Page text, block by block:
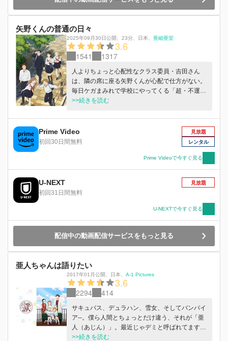
矢野くんの普通の日々
2025年09月30日公開 23分 日本 亜細亜堂
3.6
1541 1317
人よりちょっと心配性なクラス委員・吉田さん
は、隣の席に座る矢野くんが心配で仕方がない。
毎日ケガまみれで学校にやってくる「超・不運体
質」の矢野くん。 そんな矢野くんの手当てをし
生えてきて…。 個性的な友人たちに囲まれなが
ら、少しずつ距離を縮めていく二人。 果たし
て、吉田さんの恋はどこに辿り着く？ そして、
矢野くんに『普通の高校生活』は訪れるのか？
心配性女子とケガまみれ男子の、ピュアラブコメ
ディが今、始まります――
>>続きを読む
Prime Video
初回30日間無料
見放題
レンタル
Prime Videoで今すぐ見る
U-NEXT
初回31日間無料
見放題
U-NEXTで今すぐ見る
配信中の動画配信サービスをもっと見る
亜人ちゃんは語りたい
2017年01月公開 日本 A-1 Pictures
3.6
2294 414
サキュバス、デュラハン、雪女、そしてバンパイ
ア--。僕ら人間とちょっとだけ違う、それが「亜
人（あじん）」。最近じゃデミと呼ばれてます。
そんな個性的な「亜人（デミ）」ちゃんたちと、
>>続きを読む